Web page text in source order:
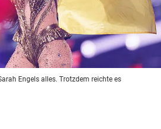
Engels alles. Trotzdem reichte es